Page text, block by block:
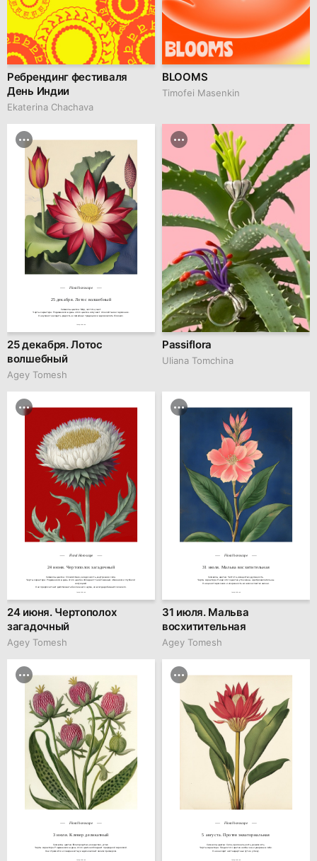
Ребрендинг фестиваля
День Индии
Ekaterina Chachava
BLOOMS
Timofei Masenkin
Floral horoscope
25 декабря. Лотос волшебный
Символы цветка: Мир, чистота, свет.
Черты характера: Родившиеся в день этого цветка излучают спокойствие и гармонию.
Они умеют находить радость в семейных традициях и вдохновлять близких.
25 декабря. Лотос
волшебный
Agey Tomesh
Passiflora
Uliana Tomchina
Floral Horoscope
24 июня. Чертополох загадочный
Символы цветка: Спокойствие, загадочность, внутренняя сила.
Черты характера: Родившиеся в день этого цветка обладают таинственным обаянием и глубокой
интуицией.
Они предпочитают действовать без лишнего шума, но всегда добиваются своего.
24 июня. Чертополох
загадочный
Agey Tomesh
Floral horoscope
31 июля. Мальва восхитительная
Символы цветка: Чистота, изящество, духовность.
Черты характера: Люди этого цветка утончённы и доброжелательны.
Они ценят гармонию и искренность во всех аспектах жизни.
31 июля. Мальва
восхитительная
Agey Tomesh
Floral horoscope
3 июля. Клевер деликатный
Символы цветка: Благородство, изящество, успех.
Черты характера: Родившиеся в день этого цветка обладают природной харизмой.
Они стремятся к совершенству и вдохновляют своим примером.
Floral horoscope
5 августа. Протея экваториальная
Символы цветка: Сила, оригинальность, решимость.
Черты характера: Люди этого цветка необычны и уверены в себе.
Они находят нестандартные пути к успеху.